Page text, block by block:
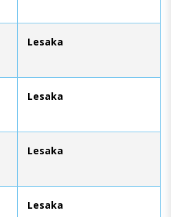
Lesaka
Lesaka
Lesaka
Lesaka